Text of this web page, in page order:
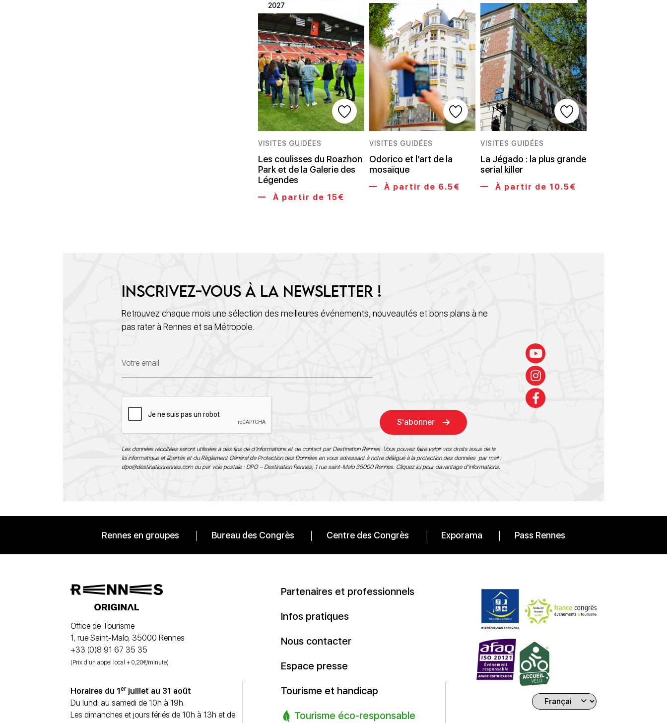
2027
VISITES GUIDÉES
Les coulisses du Roazhon
Park et de la Galerie des
Légendes
À partir de 15€
VISITES GUIDÉES
Odorico et l’art de la
mosaïque
À partir de 6.5€
VISITES GUIDÉES
La Jégado : la plus grande
serial killer
À partir de 10.5€
Inscrivez-vous à la newsletter !
Retrouvez chaque mois une sélection des meilleures événements, nouveautés et bons plans à ne
pas rater à Rennes et sa Métropole.
S'abonner
Les données récoltées seront utilisées à des fins de d’informations et de contact par Destination Rennes. Vous pouvez faire valoir vos droits issus de la
loi informatique et libertés et du Règlement Général de Protection des Données en vous adressant à notre délégué à la protection des données par mail :
dpo@destinationrennes.comou par voie postale : DPO – Destination Rennes, 1 rue saint-Malo 35000 Rennes. Cliquez ici pour davantage d’informations.
Rennes en groupes Bureau des Congrès Centre des Congrès Exporama Pass Rennes
Office de Tourisme
1, rue Saint-Malo, 35000 Rennes
+33 (0)8 91 67 35 35
(Prix d’un appel local + 0,20€/minute)
Horaires du 1 er juillet au 31 août
Du lundi au samedi de 10h à 19h.
Les dimanches et jours fériés de 10h à 13h et de
Partenaires et professionnels
Infos pratiques
Nous contacter
Espace presse
Tourisme et handicap
Tourisme éco-responsable